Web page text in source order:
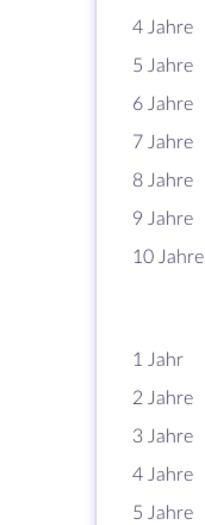
4 Jahre
5 Jahre
6 Jahre
7 Jahre
8 Jahre
9 Jahre
10 Jahre
1 Jahr
2 Jahre
3 Jahre
4 Jahre
5 Jahre